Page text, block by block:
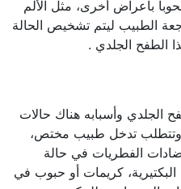
أخرى، مثل الألم
ليتم تشخيص الحالة
.
وأسبابه هناك حالات
تدخل طبيب مختص،
في حالة
كريمات أو حبوب في